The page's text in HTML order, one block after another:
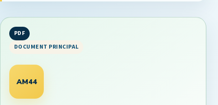
PDF
DOCUMENT PRINCIPAL
AM44